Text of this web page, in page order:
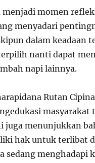
momen
menyadari
dalam keadaan
nanti dapat
napi lainnya.
Rutan
juga menunjukkan
hak untuk terlibat
sedang menghadapi